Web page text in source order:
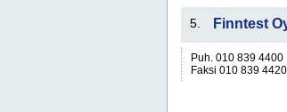
5. Finntest
Puh. 010 839 4400
Faksi 010 839 4420